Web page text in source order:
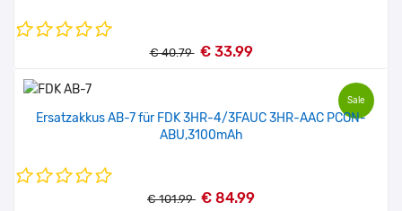
€ 40.79 € 33.99
Sale
Ersatzakkus AB-7 für FDK 3HR-4/3FAUC 3HR-AAC PCON-
ABU,3100mAh
€ 101.99 € 84.99